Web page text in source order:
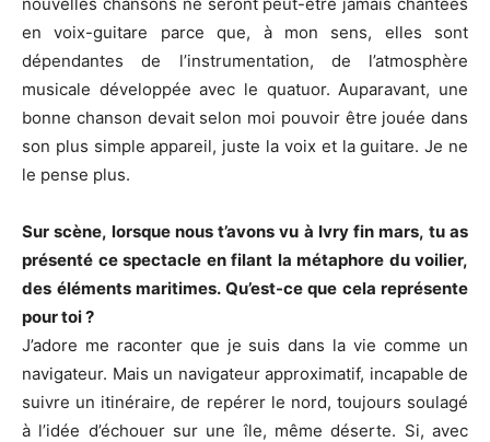
en voix-guitare parce que, à mon sens, elles sont
dépendantes de l’instrumentation, de l’atmosphère
musicale développée avec le quatuor. Auparavant, une
bonne chanson devait selon moi pouvoir être jouée dans
son plus simple appareil, juste la voix et la guitare. Je ne
le pense plus.
Sur scène, lorsque nous t’avons vu à Ivry fin mars, tu as
présenté ce spectacle en filant la métaphore du voilier,
des éléments maritimes. Qu’est-ce que cela représente
pour toi ?
J’adore me raconter que je suis dans la vie comme un
navigateur. Mais un navigateur approximatif, incapable de
suivre un itinéraire, de repérer le nord, toujours soulagé
à l’idée d’échouer sur une île, même déserte. Si, avec